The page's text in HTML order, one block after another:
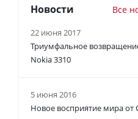
Новости Все
22 июня 2017
Триумфальное
Nokia 3310
5 июня 2016
Новое восприятие мира от